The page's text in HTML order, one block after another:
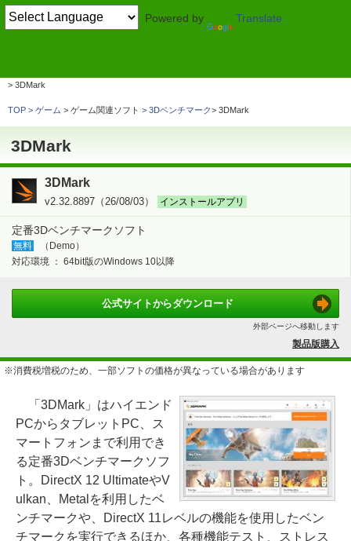
Powered by Translate
3DMark
TOP ゲーム > ゲーム関連ソフト 3Dベンチマーク 3DMark
3DMark
3DMark
v2.32.8897（26/08/03） インストールアプリ
定番3Dベンチマークソフト
無料
（Demo）
対応環境 ： 64bit版のWindows 10以降
公式サイトからダウンロード
外部ページへ移動します
製品版購入
※消費税増税のため、一部ソフトの価格が異なっている場合があります
「3DMark」はハイエンド
PCからタブレットPC、ス
マートフォンまで利用でき
る定番3Dベンチマークソフ
ト。DirectX 12 UltimateやV
ulkan、Metalを利用したベ
ンチマークや、DirectX 11レベルの機能を使用したベン
チマークを実行できるほか、各種機能テスト、ストレス